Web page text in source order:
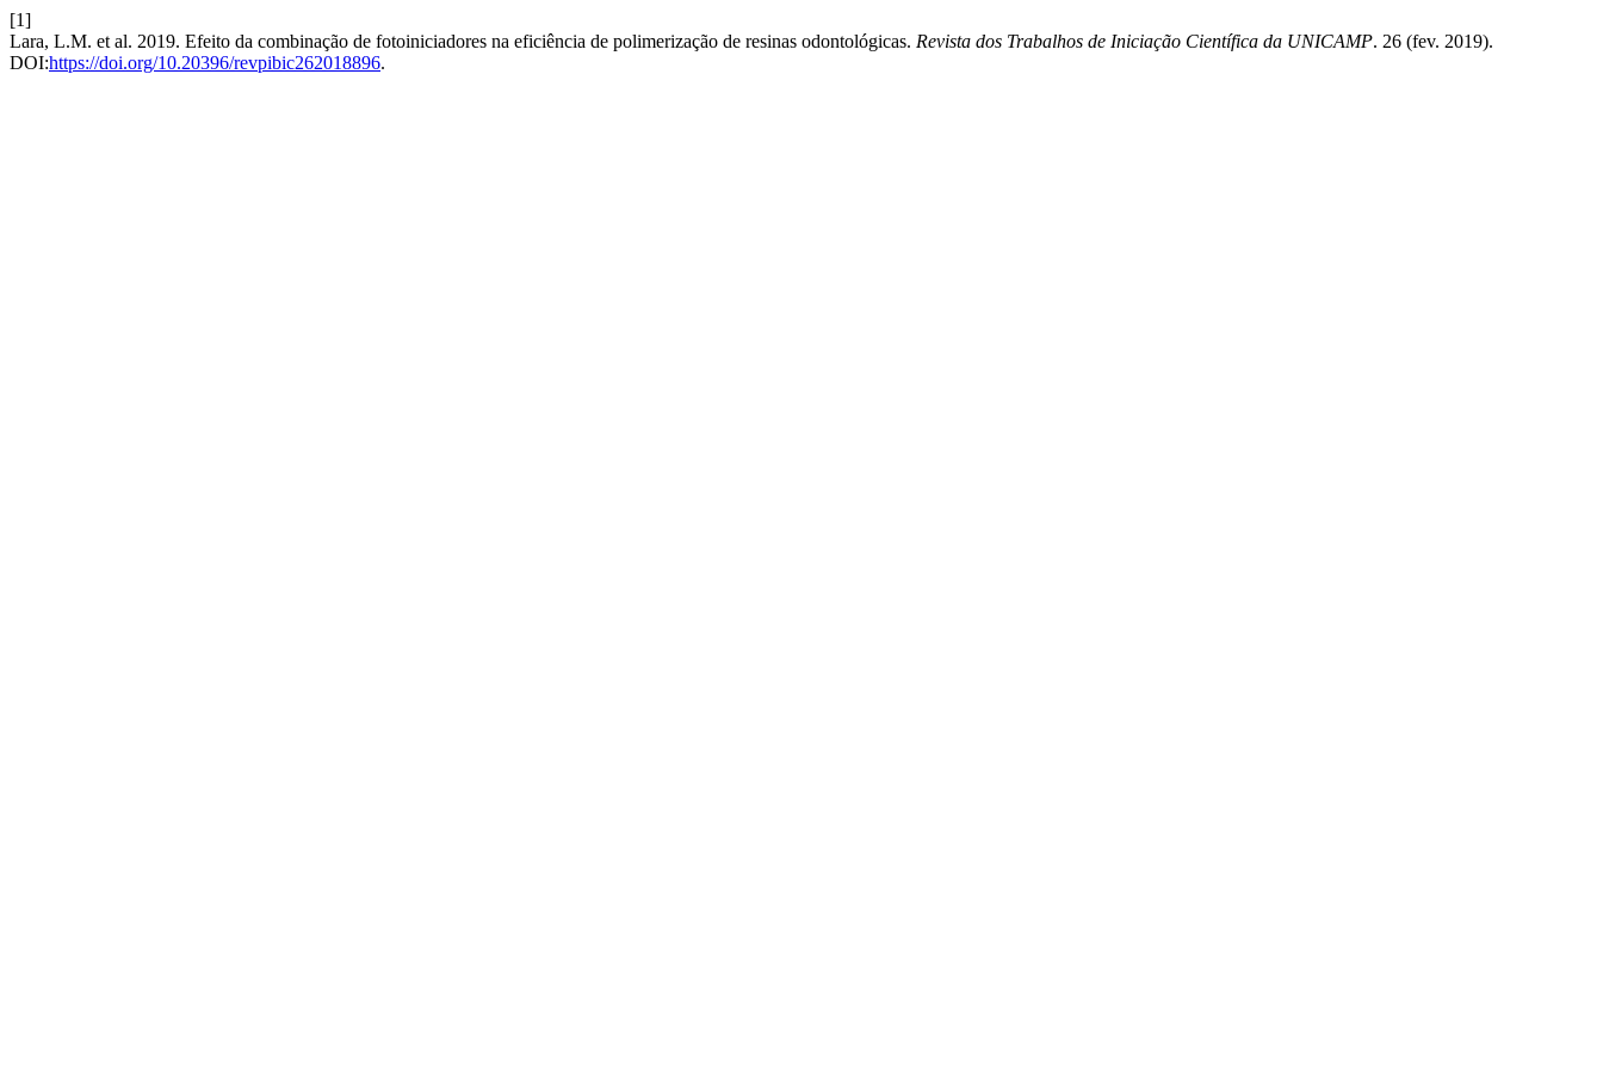
[1]
Lara, L.M. et al. 2019. Efeito da combinação de fotoiniciadores na eficiência de polimerização de resinas odontológicas. Revista dos Trabalhos de Iniciação Científica da UNICAMP. 26 (fev. 2019).
DOI:https://doi.org/10.20396/revpibic262018896.